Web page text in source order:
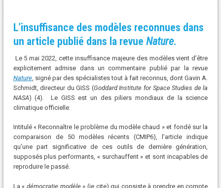
L’insuffisance des modèles reconnues dans
un article publié dans la revue Nature.
Le 5 mai 2022, cette insuffisance majeure des modèles vient d’être
explicitement admise dans un commentaire publié par la revue
Nature, signé par des spécialistes tout à fait reconnus, dont Gavin A.
Schmidt, directeur du GISS (Goddard Institute for Space Studies de la
NASA) (4). Le GISS est un des piliers mondiaux de la science
climatique officielle.
Intitulé « Reconnaître le problème du modèle chaud » et fondé sur la
comparaison de 50 modèles récents (CMIP6), l’article indique
qu’une part significative de ces outils de dernière génération,
supposés plus performants, « surchauffent » et sont incapables de
reproduire le passé.
La « démocratie modèle » (je cite) qui consiste à prendre en compte